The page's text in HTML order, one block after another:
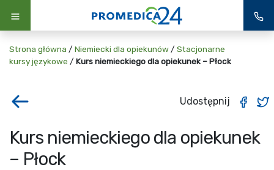
Strona główna / Niemiecki dla opiekunów / Stacjonarne
kursy językowe / Kurs niemieckiego dla opiekunek – Płock
Udostępnij
Kurs niemieckiego dla opiekunek
– Płock